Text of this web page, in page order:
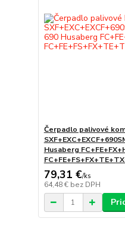
Čerpadlo palivové
Husaberg
79,31 €/ks
64,48 € bez DPH